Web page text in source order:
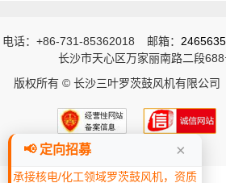
电话：+86-731-85362018 邮箱：
长沙市天心区万家丽南路二段
版权所有 © 长沙三叶罗茨鼓风机有限公司
📢 定向招募 ×
承接核电/化工领域罗茨鼓风机，资质